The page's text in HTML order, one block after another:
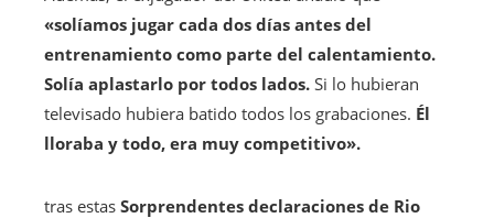
«solíamos jugar cada dos días antes del
entrenamiento como parte del calentamiento.
Solía ​​​​aplastarlo por todos lados. Si lo hubieran
televisado hubiera batido todos los grabaciones. Él
lloraba y todo, era muy competitivo».
tras estas Sorprendentes declaraciones de Rio